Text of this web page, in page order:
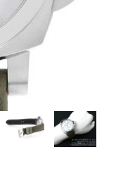
カルティエ